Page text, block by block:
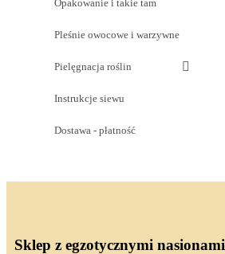
Opakowanie i takie tam
Pleśnie owocowe i warzywne
Pielęgnacja roślin
Instrukcje siewu
Dostawa - płatność
Sklep z egzotycznymi nasionami